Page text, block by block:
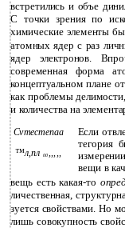
Cvmecmenaa
™л,пл 00,,,,,
встретились и объе­
С точки зрения по­
химические элементы
атомных ядер с раз­
ядер электронов.
современная форма
концептуальном плане
как проблемы
и количества на
Если
тегория
вещи в
вещь есть какая-то
личественная,
зуется свойствами. Но
лишь совокупность